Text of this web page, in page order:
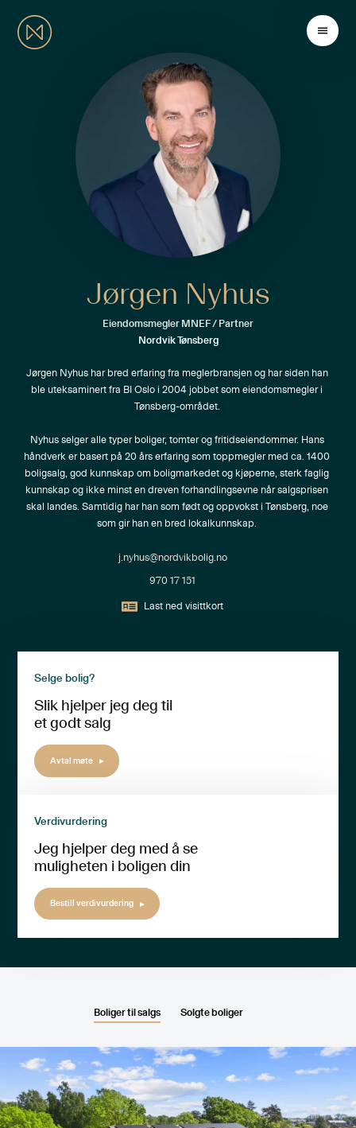
Jørgen Nyhus
Eiendomsmegler MNEF / Partner
Nordvik Tønsberg
Jørgen Nyhus har bred erfaring fra meglerbransjen og har siden han
ble uteksaminert fra BI Oslo i 2004 jobbet som eiendomsmegler i
Tønsberg-området.
Nyhus selger alle typer boliger, tomter og fritidseiendommer. Hans
håndverk er basert på 20 års erfaring som toppmegler med ca. 1400
boligsalg, god kunnskap om boligmarkedet og kjøperne, sterk faglig
kunnskap og ikke minst en dreven forhandlingsevne når salgsprisen
skal landes. Samtidig har han som født og oppvokst i Tønsberg, noe
som gir han en bred lokalkunnskap.
j.nyhus@nordvikbolig.no
970 17 151
Last ned visittkort
Selge bolig?
Slik hjelper jeg deg til
et godt salg
Avtal møte
Verdivurdering
Jeg hjelper deg med å se
muligheten i boligen din
Bestill verdivurdering
Boliger til salgs Solgte boliger